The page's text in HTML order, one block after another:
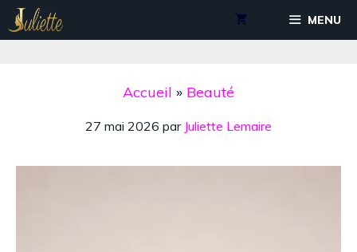
Aller
au
MENU
Accueil » Beauté
27 mai 2026 par Juliette Lemaire